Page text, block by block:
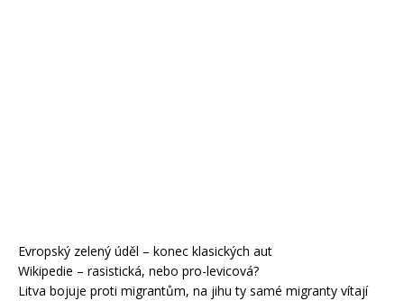
Evropský zelený úděl – konec klasických aut
Wikipedie – rasistická, nebo pro-levicová?
Litva bojuje proti migrantům, na jihu ty samé migranty vítají